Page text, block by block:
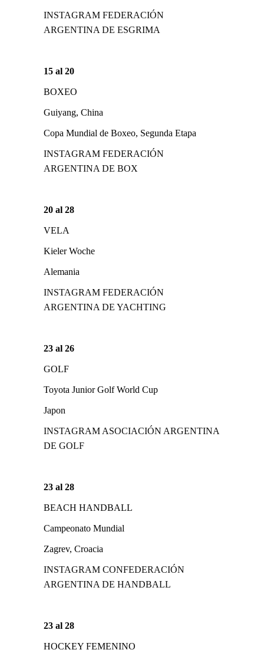
INSTAGRAM FEDERACIÓN
ARGENTINA DE ESGRIMA
15 al 20
BOXEO
Guiyang, China
Copa Mundial de Boxeo, Segunda Etapa
INSTAGRAM FEDERACIÓN
ARGENTINA DE BOX
20 al 28
VELA
Kieler Woche
Alemania
INSTAGRAM FEDERACIÓN
ARGENTINA DE YACHTING
23 al 26
GOLF
Toyota Junior Golf World Cup
Japon
INSTAGRAM ASOCIACIÓN ARGENTINA
DE GOLF
23 al 28
BEACH HANDBALL
Campeonato Mundial
Zagrev, Croacia
INSTAGRAM CONFEDERACIÓN
ARGENTINA DE HANDBALL
23 al 28
HOCKEY FEMENINO